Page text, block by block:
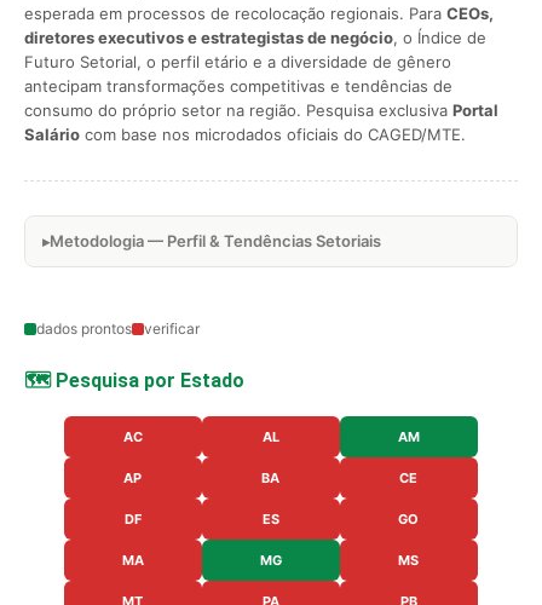
esperada em processos de recolocação regionais. Para CEOs,
diretores executivos e estrategistas de negócio, o Índice de
Futuro Setorial, o perfil etário e a diversidade de gênero
antecipam transformações competitivas e tendências de
consumo do próprio setor na região. Pesquisa exclusiva Portal
Salário com base nos microdados oficiais do CAGED/MTE.
Metodologia — Perfil & Tendências Setoriais
dados prontos verificar
🗺️ Pesquisa por Estado
AC AL AM
AP BA CE
DF ES GO
MA MG MS
MT PA PB